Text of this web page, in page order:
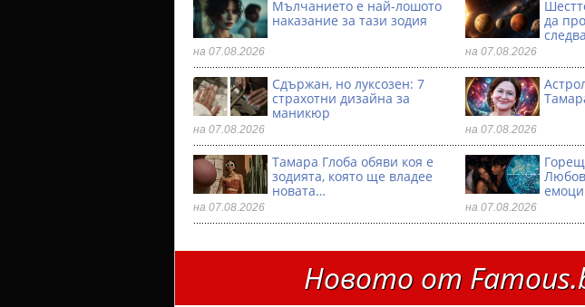
Мълчанието е най-лошото
наказание за тази зодия
на 07.08.2026
да
на 07.08.2026
Сдържан, но луксозен: 7
страхотни дизайна за
маникюр
на 07.08.2026 на 07.08.2026
Тамара Глоба обяви коя е
зодията, която ще владее
новата…
на 07.08.2026 на 07.08.2026
Новото от